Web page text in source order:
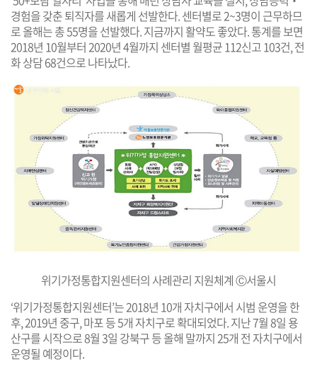
경험을 갖춘 퇴직자를 새롭게 선발한다. 센터별로 2~3명이 근무하므
로 올해는 총 55명을 선발했다. 지금까지 활약도 좋았다. 통계를 보면
2018년 10월부터 2020년 4월까지 센터별 월평균 112신고 103건, 전
화 상담 68건으로 나타났다.
위기가정통합지원센터의 사례관리 지원체계 Ⓒ서울시
‘위기가정통합지원센터’는 2018년 10개 자치구에서 시범 운영을 한
후, 2019년 중구, 마포 등 5개 자치구로 확대되었다. 지난 7월 8일 용
산구를 시작으로 8월 3일 강북구 등 올해 말까지 25개 전 자치구에서
운영될 예정이다.